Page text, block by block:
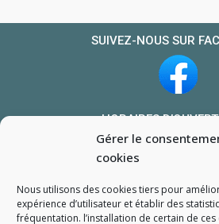
Gérer le
cookies
Nous utilisons des cookies tiers pour
expérience d’utilisateur et établir des
fréquentation. l’installation de certain de
SUIVEZ-NOUS SUR
HORAIRES
Du lundi au vendredi : 10h-
Le samedi : 10h-13h
NOUS TROUVER
Mon compte